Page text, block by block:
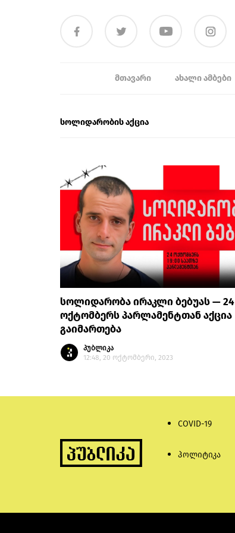
ᲛᲗᲐᲕᲐᲠᲘ ᲐᲮᲐᲚᲘ ᲐᲛᲑᲔᲑᲘ
სოლიდარობის აქცია
სოლიდარობა ირაკლი ბებუას — 24
ოქტომბერს პარლამენტთან აქცია
გაიმართება
პუბლიკა
12:48, 20 ოქტომბერი, 2023
COVID-19
პოლიტიკა